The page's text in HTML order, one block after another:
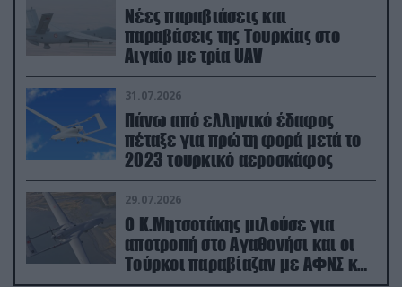
Νέες παραβιάσεις και
παραβάσεις της Τουρκίας στο
Αιγαίο με τρία UAV
31.07.2026
Πάνω από ελληνικό έδαφος
πέταξε για πρώτη φορά μετά το
2023 τουρκικό αεροσκάφος
29.07.2026
Ο Κ.Μητσοτάκης μιλούσε για
αποτροπή στο Αγαθονήσι και οι
Τούρκοι παραβίαζαν με ΑΦΝΣ και